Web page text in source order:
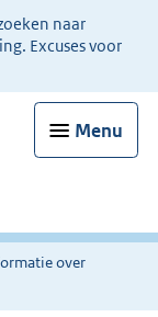
naar
Excuses voor
Menu
over